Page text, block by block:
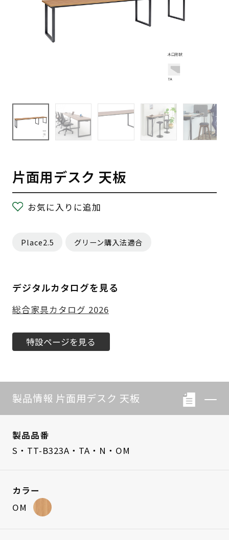
片面用デスク 天板
お気に入りに追加
Place2.5 グリーン購入法適合
デジタルカタログを見る
総合家具カタログ 2026
特設ページを見る
製品情報 片面用デスク 天板
製品品番
S・TT-B323A・TA・N・OM
カラー
OM